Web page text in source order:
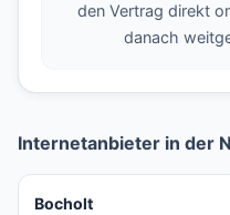
den Vertrag direkt
danach
Internetanbieter in der
Bocholt